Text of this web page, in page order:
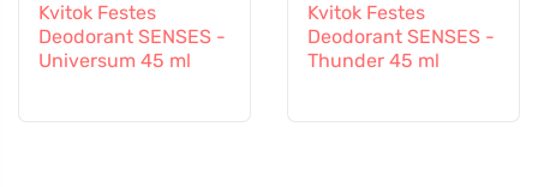
Kvitok Festes
Deodorant SENSES -
Universum 45 ml
Kvitok Festes
Deodorant SENSES -
Thunder 45 ml